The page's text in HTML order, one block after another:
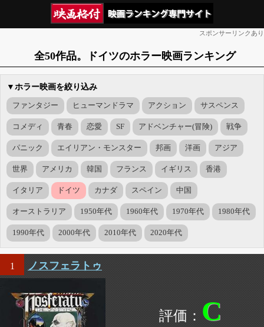
スポンサーリンクあり
全50作品。ドイツのホラー映画ランキング
▼ホラー映画を絞り込み
ファンタジー ヒューマンドラマ アクション サスペンス
コメディ 青春 恋愛 SF アドベンチャー(冒険) 戦争
パニック エイリアン・モンスター 邦画 洋画 アジア
世界 アメリカ 韓国 フランス イギリス 香港
イタリア ドイツ カナダ スペイン 中国
オーストラリア 1950年代 1960年代 1970年代 1980年代
1990年代 2000年代 2010年代 2020年代
1 ノスフェラトゥ
C